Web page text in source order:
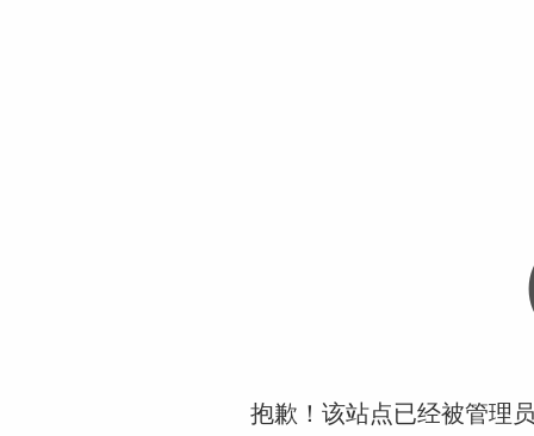
抱歉！该站点已经被管理